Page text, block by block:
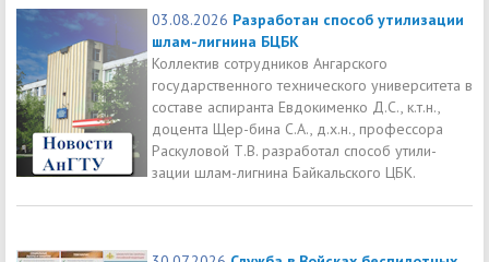
03.08.2026 Разработан способ утилизации
шлам-лигнина БЦБК
Коллектив сотрудников Ангарского
государственного технического университета в
составе аспиранта Евдокименко Д.С., к.т.н.,
доцента Щер-бина С.А., д.х.н., профессора
Раскуловой Т.В. разработал способ утили-
зации шлам-лигнина Байкальского ЦБК.